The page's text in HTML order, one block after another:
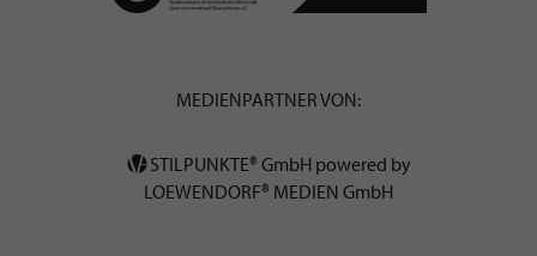
MEDIENPARTNER VON:
STILPUNKTE® GmbH powered by
LOEWENDORF® MEDIEN GmbH